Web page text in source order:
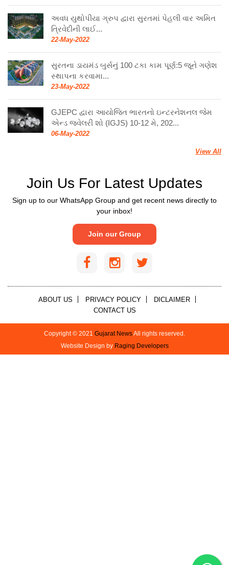
અવધ યુથોપીયા ગ્રુપ દ્વારા સુરતમાં પેહલી વાર અમિત
ત્રિવેદીની લાઈ...
22-May-2022
સુરતના ડાયમંડ બુર્સનું 100 ટકા કામ પૂર્ણ:5 જૂને ગણેશ
સ્થાપના કરવામા...
23-May-2022
GJEPC દ્વારા આયોજિત ભારતનો ઇન્ટરનેશનલ જેમ
એન્ડ જ્વેલરી શો (IGJS) 10-12 મે, 202...
06-May-2022
View All
Join Us For Latest Updates
Sign up to our WhatsApp Group and get recent news directly to
your inbox!
Join our Group
ABOUT US PRIVACY POLICY
DICLAIMER
CONTACT US
Copyright © 2021 Gujarat NewsAll rights reserved.
Website Design by Raging Developers